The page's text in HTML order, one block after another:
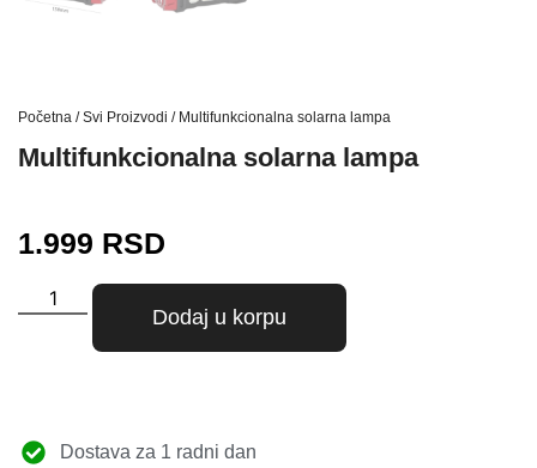
Početna /Svi Proizvodi / Multifunkcionalna solarna lampa
Multifunkcionalna solarna lampa
1.999 RSD
Dodaj u korpu
Dostava za 1 radni dan